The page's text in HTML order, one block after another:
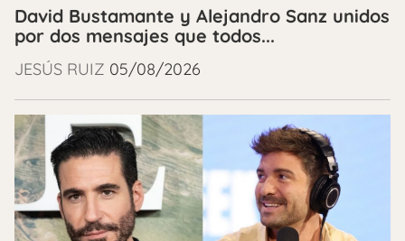
David Bustamante y Alejandro Sanz unidos
por dos mensajes que todos...
JESÚS RUIZ 05/08/2026